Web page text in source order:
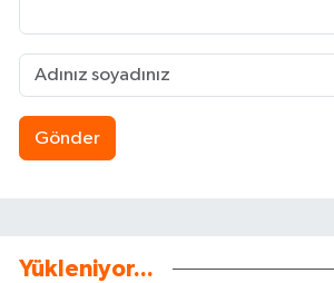
Gönder
Yükleniyor...